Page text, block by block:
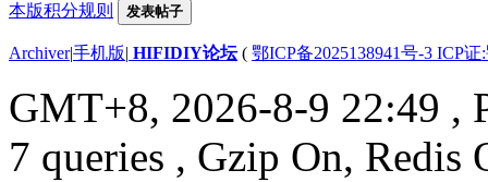
本版积分规则 发表帖子
Archiver|手机版| HIFIDIY论坛( 鄂ICP备2025138941号-3 ICP
GMT+8, 2026-8-9 22:49 ,
7 queries , Gzip On, Redis